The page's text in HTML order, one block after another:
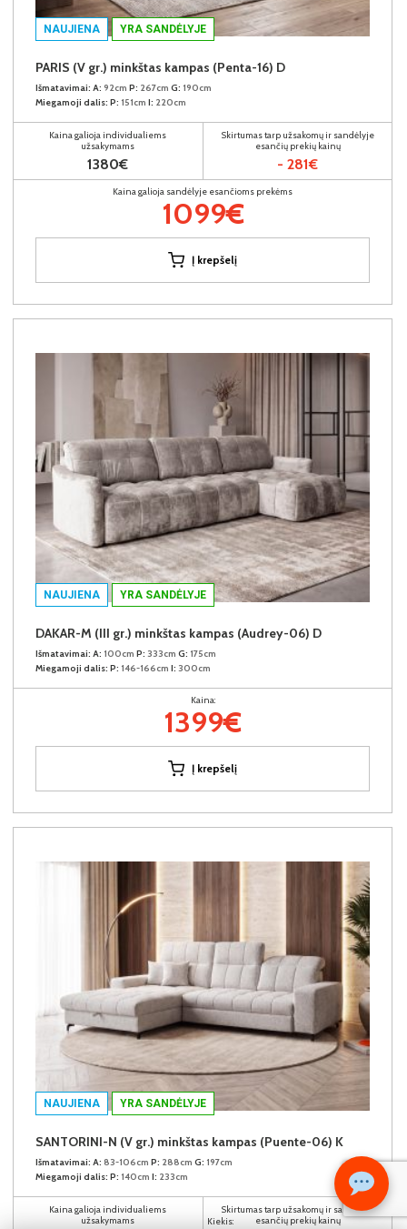
Kiekis:
NAUJIENA YRA SANDĖLYJE
PARIS (V gr.) minkštas kampas (Penta-16) D
Išmatavimai: A: 92cm P: 267cm G: 190cm
Miegamoji dalis: P: 151cm I: 220cm
Kaina galioja individualiems
užsakymams
1380€
Skirtumas tarp užsakomų ir sandėlyje
esančių prekių kainų
- 281€
Kaina galioja sandėlyje esančioms prekėms
1099€
Į krepšelį
NAUJIENA YRA SANDĖLYJE
DAKAR-M (III gr.) minkštas kampas (Audrey-06) D
Išmatavimai: A: 100cm P: 333cm G: 175cm
Miegamoji dalis: P: 146-166cm I: 300cm
Kaina:
1399€
Į krepšelį
NAUJIENA YRA SANDĖLYJE
SANTORINI-N (V gr.) minkštas kampas (Puente-06) K
Išmatavimai: A: 83-106cm P: 288cm G: 197cm
Miegamoji dalis: P: 140cm I: 233cm
Kaina galioja individualiems
užsakymams
Skirtumas tarp užsakomų ir sandėlyje
esančių prekių kainų